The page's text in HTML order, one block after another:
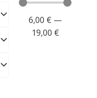
6,00 € —
19,00 €